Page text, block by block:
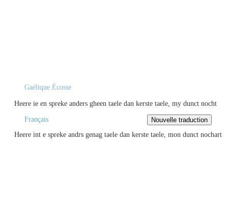
Gaélique Écosse
Heere ie en spreke anders gheen taele dan kerste taele, my dunct nocht
Français
Heere int e spreke andrs genag taele dan kerste taele, mon dunct nochart